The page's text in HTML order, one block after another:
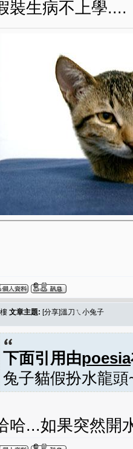
裝生病不上學....
文章主題: [分享]溫刀ㄟ小兔子
下面引用由poesia
兔子貓假扮水龍頭
哈...如果突然開